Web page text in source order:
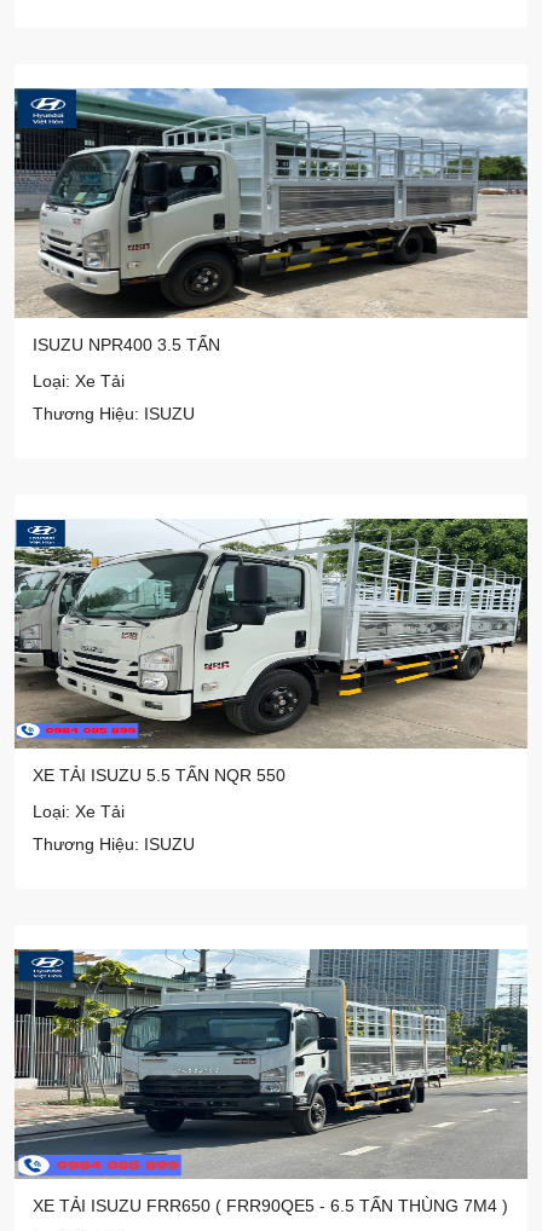
ISUZU NPR400 3.5 TẤN
Loại: Xe Tải
Thương Hiệu: ISUZU
XE TẢI ISUZU 5.5 TẤN NQR 550
Loại: Xe Tải
Thương Hiệu: ISUZU
XE TẢI ISUZU FRR650 ( FRR90QE5 - 6.5 TẤN THÙNG 7M4 )